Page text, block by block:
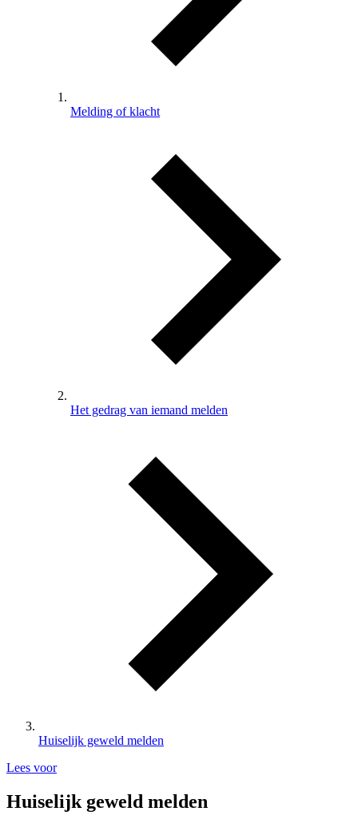
Melding of klacht
Het gedrag van iemand melden
Huiselijk geweld melden
Lees voor
Huiselijk geweld melden